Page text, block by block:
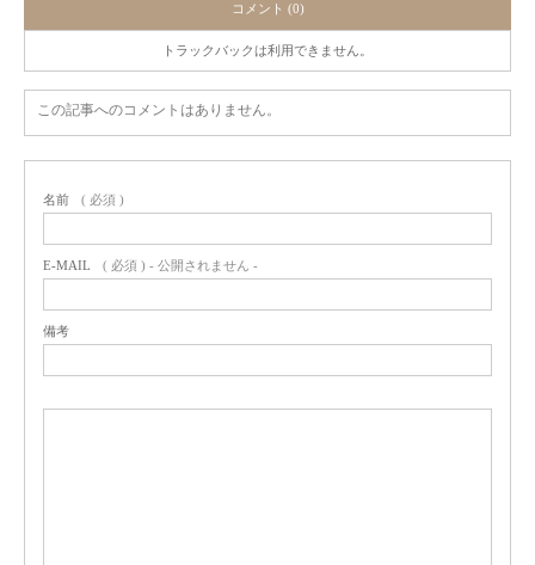
コメント (0)
トラックバックは利用できません。
この記事へのコメントはありません。
名前 ( 必須 )
E-MAIL ( 必須 ) - 公開されません -
備考